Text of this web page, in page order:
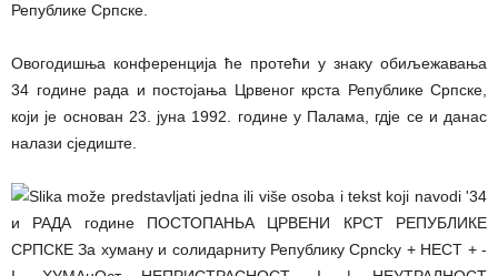
Републике Српске.
Овогодишња конференција ће протећи у знаку обиљежавања
34 године рада и постојања Црвеног крста Републике Српске,
који је основан 23. јуна 1992. године у Палама, гдје се и данас
налази сједиште.